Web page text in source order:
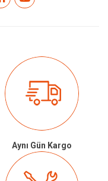
Aynı Gün Kargo